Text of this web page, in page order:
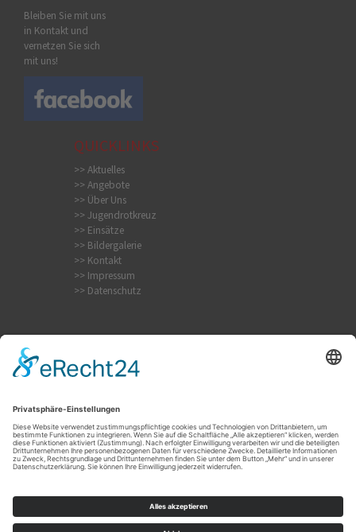
Bleiben Sie mit uns
in Kontakt und
vernetzen Sie sich
mit uns!
QUICKLINKS
>> Aktuelles
>> Angebote
>> Über Uns
>> Jugendrotkreuz
>> Einsätze
>> Bildergalerie
>> Kontakt
>> Impressum
>> Datenschutz
Internistischer Notfall
Krampfanfall